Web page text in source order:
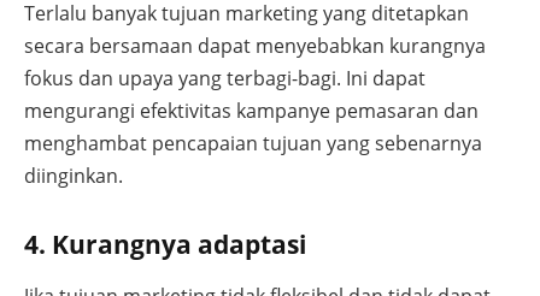
Terlalu banyak tujuan marketing yang ditetapkan
secara bersamaan dapat menyebabkan kurangnya
fokus dan upaya yang terbagi-bagi. Ini dapat
mengurangi efektivitas kampanye pemasaran dan
menghambat pencapaian tujuan yang sebenarnya
diinginkan.
4. Kurangnya adaptasi